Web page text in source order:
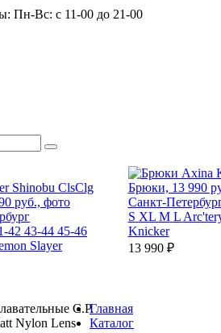
Пн-Вс: с 11-00 до 21-00
42 43-44 45-46
Slayer
S XL M L
Knicker
13 990 ₽
Главная
Каталог